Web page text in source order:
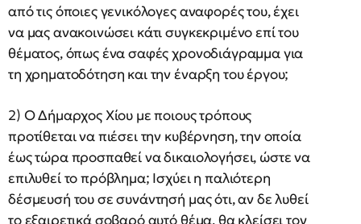
από τις όποιες γενικόλογες αναφορές του, έχει
να μας ανακοινώσει κάτι συγκεκριμένο επί του
θέματος, όπως ένα σαφές χρονοδιάγραμμα για
τη χρηματοδότηση και την έναρξη του έργου;
2) Ο Δήμαρχος Χίου με ποιους τρόπους
προτίθεται να πιέσει την κυβέρνηση, την οποία
έως τώρα προσπαθεί να δικαιολογήσει, ώστε να
επιλυθεί το πρόβλημα; Ισχύει η παλιότερη
δέσμευσή του σε συνάντησή μας ότι, αν δε λυθεί
το εξαιρετικά σοβαρό αυτό θέμα, θα κλείσει τον